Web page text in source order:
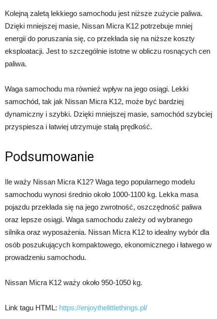
Kolejną zaletą lekkiego samochodu jest niższe zużycie paliwa.
Dzięki mniejszej masie, Nissan Micra K12 potrzebuje mniej
energii do poruszania się, co przekłada się na niższe koszty
eksploatacji. Jest to szczególnie istotne w obliczu rosnących cen
paliwa.
Waga samochodu ma również wpływ na jego osiągi. Lekki
samochód, tak jak Nissan Micra K12, może być bardziej
dynamiczny i szybki. Dzięki mniejszej masie, samochód szybciej
przyspiesza i łatwiej utrzymuje stałą prędkość.
Podsumowanie
Ile waży Nissan Micra K12? Waga tego popularnego modelu
samochodu wynosi średnio około 1000-1100 kg. Lekka masa
pojazdu przekłada się na jego zwrotność, oszczędność paliwa
oraz lepsze osiągi. Waga samochodu zależy od wybranego
silnika oraz wyposażenia. Nissan Micra K12 to idealny wybór dla
osób poszukujących kompaktowego, ekonomicznego i łatwego w
prowadzeniu samochodu.
Nissan Micra K12 waży około 950-1050 kg.
Link tagu HTML: https://enjoythelittlethings.pl/